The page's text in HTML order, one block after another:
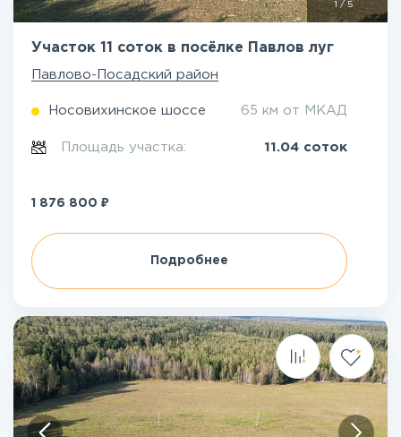
1 /5
Участок 11 соток в посёлке Павлов луг
Павлово-Посадский район
Носовихинское шоссе 65 км от МКАД
Площадь участка: 11.04 соток
1 876 800 ₽
Подробнее